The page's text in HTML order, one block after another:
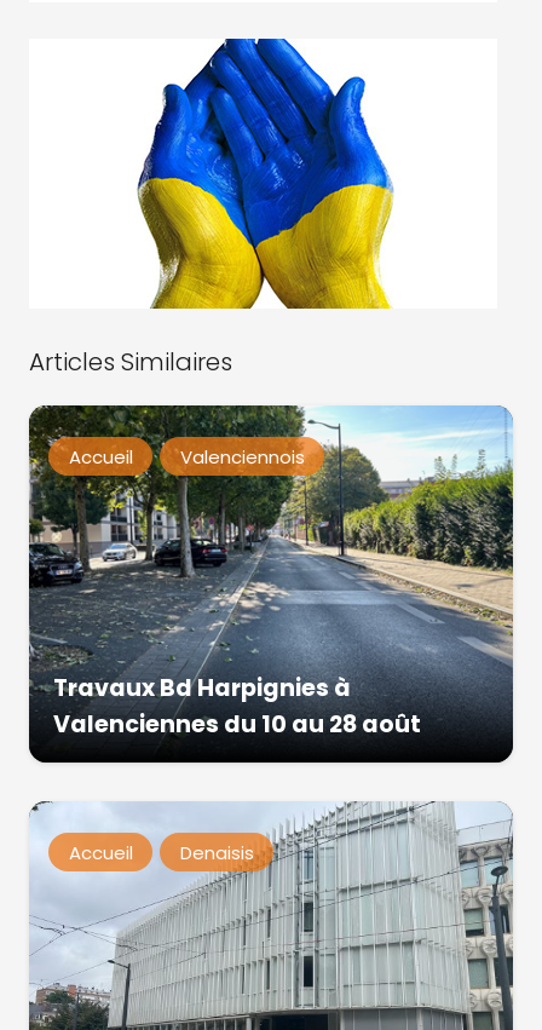
Articles Similaires
Accueil Valenciennois
Travaux Bd Harpignies à
Valenciennes du 10 au 28 août
Accueil Denaisis